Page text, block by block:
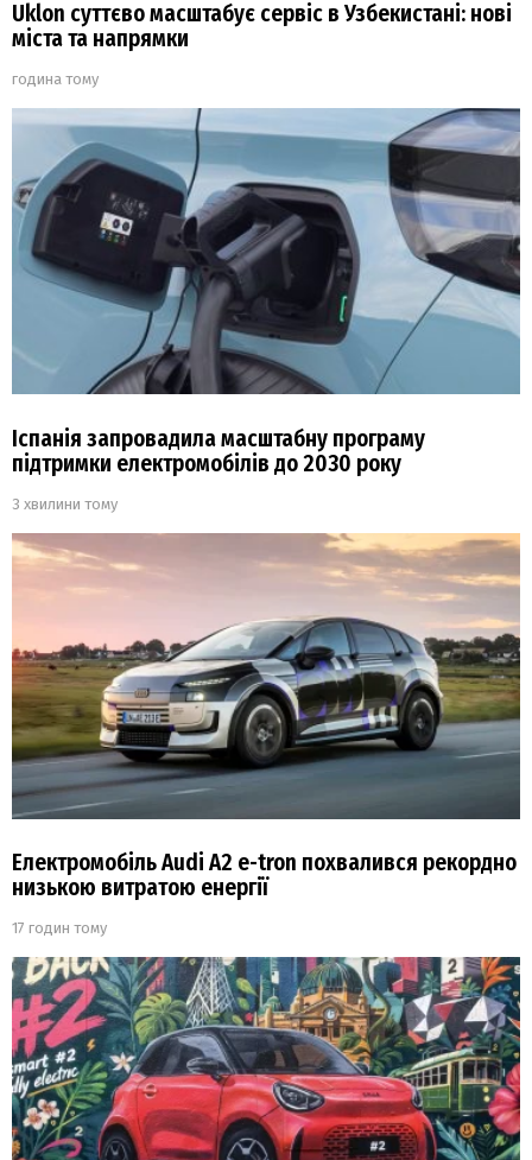
Uklon суттєво масштабує сервіс в Узбекистані: нові
міста та напрямки
година тому
Іспанія запровадила масштабну програму
підтримки електромобілів до 2030 року
3 хвилини тому
Електромобіль Audi A2 e-tron похвалився рекордно
низькою витратою енергії
17 годин тому